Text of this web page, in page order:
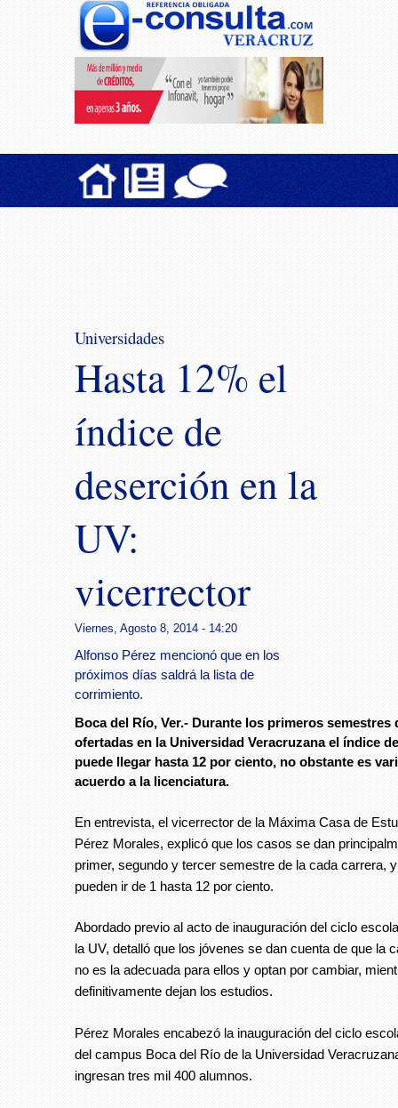
Universidades
Hasta 12% el
índice de
deserción en la
UV:
vicerrector
Viernes, Agosto 8, 2014 - 14:20
Alfonso Pérez mencionó que en los
próximos días saldrá la lista de
corrimiento.
Boca del Río, Ver.- Durante los primeros semestres
ofertadas en la Universidad Veracruzana el índice
puede llegar hasta 12 por ciento, no obstante es
acuerdo a la licenciatura.
En entrevista, el vicerrector de la Máxima Casa de
Pérez Morales, explicó que los casos se dan
primer, segundo y tercer semestre de la cada carrera,
pueden ir de 1 hasta 12 por ciento.
Abordado previo al acto de inauguración del ciclo
la UV, detalló que los jóvenes se dan cuenta de que la
no es la adecuada para ellos y optan por cambiar,
definitivamente dejan los estudios.
Pérez Morales encabezó la inauguración del ciclo
del campus Boca del Río de la Universidad
ingresan tres mil 400 alumnos.